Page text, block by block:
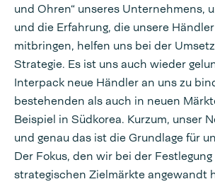
und Ohren“ unseres Unternehmens,
und die Erfahrung, die unsere
mitbringen, helfen uns bei der
Strategie. Es ist uns auch wieder
Interpack neue Händler an uns zu
bestehenden als auch in neuen
Beispiel in Südkorea. Kurzum, unser
und genau das ist die Grundlage für
Der Fokus, den wir bei der
strategischen Zielmärkte angewandt